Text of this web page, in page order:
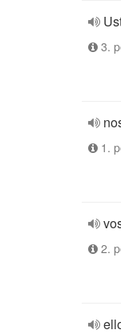
3.
1.
2.